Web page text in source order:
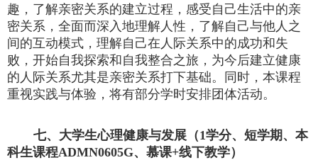
趣，了解亲密关系的建立过程，感受自己生活中的亲
密关系，全面而深入地理解人性，了解自己与他人之
间的互动模式，理解自己在人际关系中的成功和失
败，开始自我探索和自我整合之旅，为今后建立健康
的人际关系尤其是亲密关系打下基础。同时，本课程
重视实践与体验，将有部分学时安排团体活动。
七、大学生心理健康与发展（1学分、短学期、本
科生课程ADMN0605G、慕课+线下教学）